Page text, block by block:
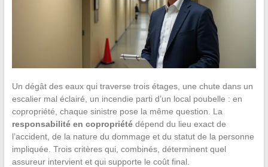
Un dégât des eaux qui traverse trois étages, une chute dans un
escalier mal éclairé, un incendie parti d’un local poubelle : en
copropriété, chaque sinistre pose la même question. La
responsabilité en copropriétédépend du lieu exact de
l’accident, de la nature du dommage et du statut de la personne
impliquée. Trois critères qui, combinés, déterminent quel
assureur intervient et qui supporte le coût final.